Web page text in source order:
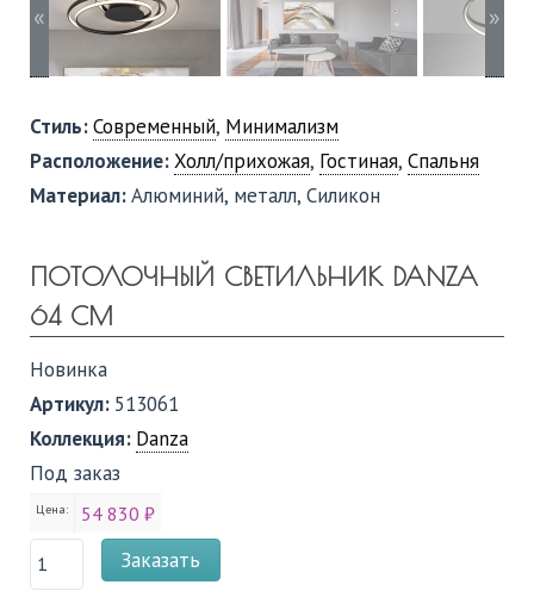
« »
Стиль:Современный, Минимализм
Расположение:Холл/прихожая, Гостиная, Спальня
Материал:Алюминий, металл, Силикон
ПОТОЛОЧНЫЙ СВЕТИЛЬНИК DANZA
64 СМ
Новинка
Артикул: 513061
Коллекция: Danza
Под заказ
Цена: 54 830 ₽
Заказать